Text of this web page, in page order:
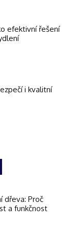
efektivní řešení
i kvalitní
dřeva: Proč
a funkčnost